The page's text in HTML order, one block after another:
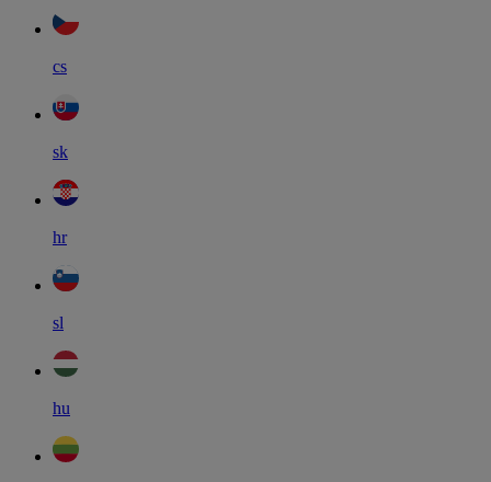
cs
sk
hr
sl
hu